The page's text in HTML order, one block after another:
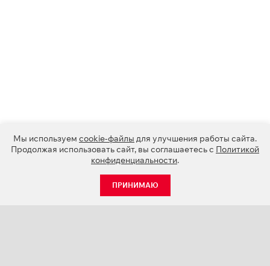
Мы используем cookie-файлы для улучшения работы сайта.
Продолжая использовать сайт, вы соглашаетесь с Политикой
конфиденциальности.
ПРИНИМАЮ